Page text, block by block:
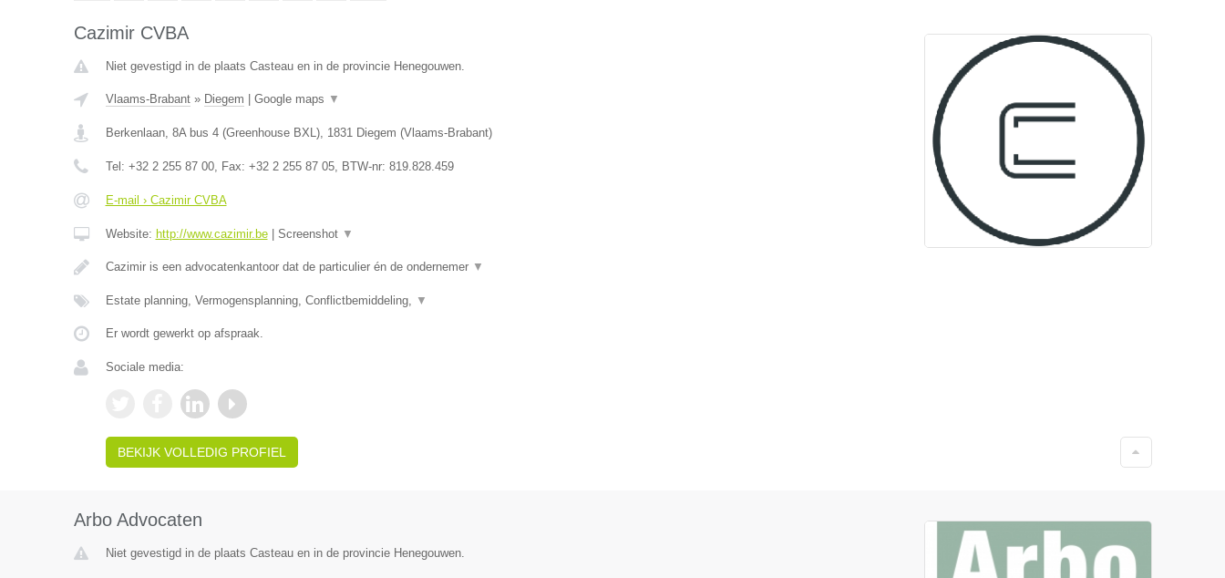
Cazimir CVBA
Niet gevestigd in de plaats Casteau en in de provincie Henegouwen.
Vlaams-Brabant» Diegem Google maps ▼
Berkenlaan, 8A bus 4 (Greenhouse BXL), 1831 Diegem (Vlaams-Brabant)
Tel: +32 2 255 87 00, Fax: +32 2 255 87 05, BTW-nr: 819.828.459
E-mail › Cazimir CVBA
Website: http://www.cazimir.be| Screenshot ▼
Cazimir is een advocatenkantoor dat de particulier én de ondernemer ▼
Estate planning, Vermogensplanning, Conflictbemiddeling, ▼
Er wordt gewerkt op afspraak.
Sociale media:
BEKIJK VOLLEDIG PROFIEL
Arbo Advocaten
Niet gevestigd in de plaats Casteau en in de provincie Henegouwen.